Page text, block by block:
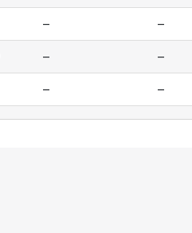
-- --
-- --
-- --